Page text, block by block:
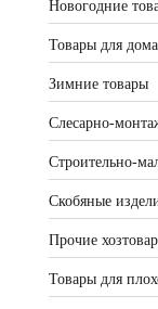
Новогодние
Товары для дома
Зимние товары
Слесарно-
Строительно-
Скобяные
Прочие
Товары для